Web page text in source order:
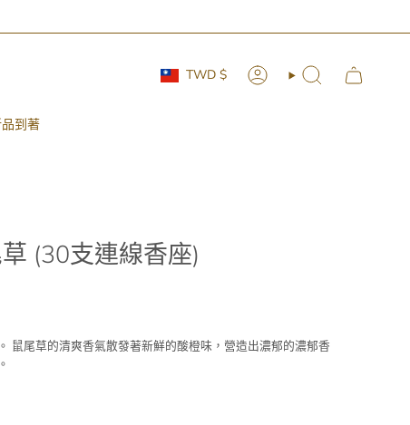
Currency
TWD $ Account Search
到著
(30支連線香座)
鼠尾草的清爽香氣散發著新鮮的酸橙味，營造出濃郁的濃郁香